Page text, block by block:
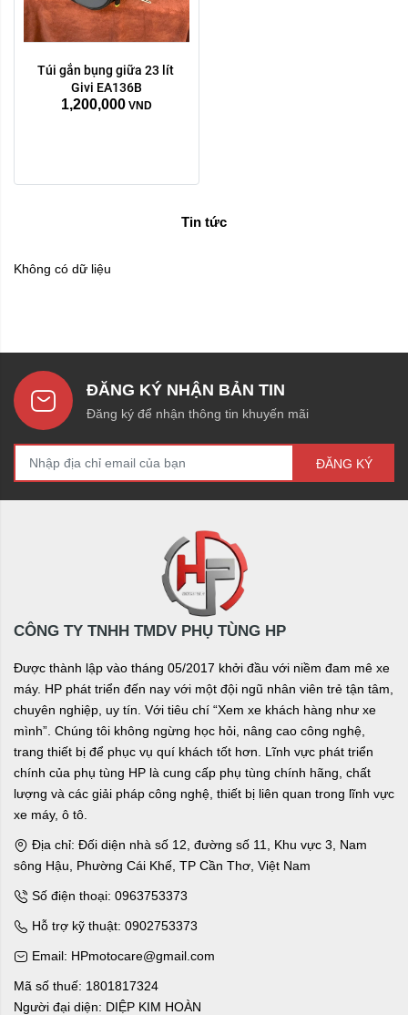
Túi gắn bụng giữa 23 lít
Givi EA136B
1,200,000 VND
Tin tức
Không có dữ liệu
ĐĂNG KÝ NHẬN BẢN TIN
Đăng ký để nhận thông tin khuyến mãi
ĐĂNG KÝ
CÔNG TY TNHH TMDV PHỤ TÙNG HP
Được thành lập vào tháng 05/2017 khởi đầu với niềm đam mê xe
máy. HP phát triển đến nay với một đội ngũ nhân viên trẻ tận tâm,
chuyên nghiệp, uy tín. Với tiêu chí “Xem xe khách hàng như xe
mình”. Chúng tôi không ngừng học hỏi, nâng cao công nghệ,
trang thiết bị để phục vụ quí khách tốt hơn. Lĩnh vực phát triển
chính của phụ tùng HP là cung cấp phụ tùng chính hãng, chất
lượng và các giải pháp công nghệ, thiết bị liên quan trong lĩnh vực
xe máy, ô tô.
Địa chỉ: Đối diện nhà số 12, đường số 11, Khu vực 3, Nam
sông Hậu, Phường Cái Khế, TP Cần Thơ, Việt Nam
Số điện thoại: 0963753373
Hỗ trợ kỹ thuật: 0902753373
Email: HPmotocare@gmail.com
Mã số thuế: 1801817324
Người đại diện: DIỆP KIM HOÀN